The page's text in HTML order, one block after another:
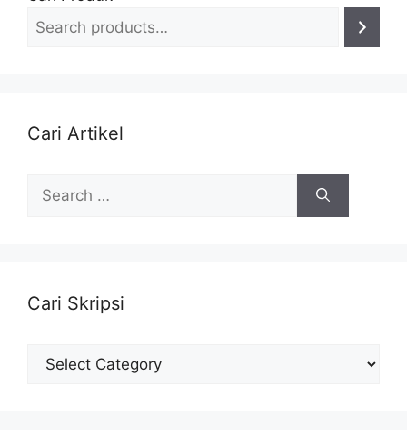
Cari Artikel
Search
for:
Cari Skripsi
Cari